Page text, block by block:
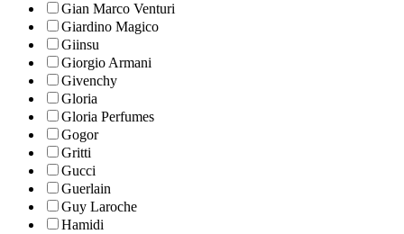
Gian Marco Venturi
Giardino Magico
Giinsu
Giorgio Armani
Givenchy
Gloria
Gloria Perfumes
Gogor
Gritti
Gucci
Guerlain
Guy Laroche
Hamidi